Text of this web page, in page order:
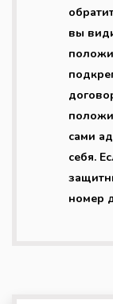
вы
сами
себя.
номер